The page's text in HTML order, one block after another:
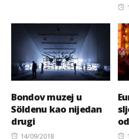
Bondov muzej u
Söldenu kao nijedan
drugi
Posted
14/09/2018